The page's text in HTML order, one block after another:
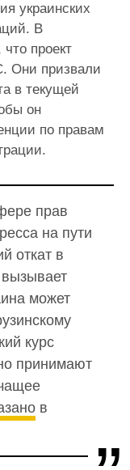
украинских
В
проект
Они призвали
в текущей
он
по правам
прав
на пути
откат в
может
курс
принимают
в